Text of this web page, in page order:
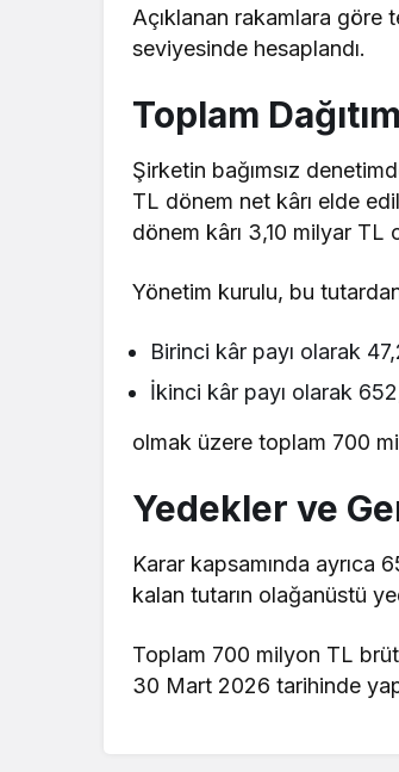
Açıklanan rakamlara göre
seviyesinde hesaplandı.
Toplam
Şirketin bağımsız
TL dönem net kârı elde
dönem kârı 3,10 milyar TL
Yönetim kurulu, bu
Birinci kâr payı olarak
İkinci kâr payı olarak
olmak üzere toplam 700
Yedekler ve
Karar kapsamında ayrıca
kalan tutarın olağanüstü
Toplam 700 milyon TL brüt
30 Mart 2026 tarihinde